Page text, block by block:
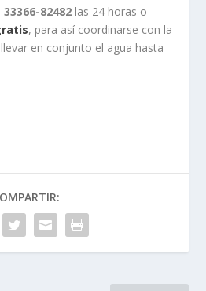
33366-82482 las 24 horas o
, para así coordinarse con la
en conjunto el agua hasta